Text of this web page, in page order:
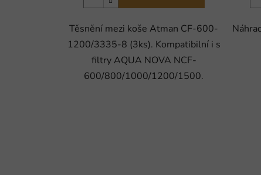
Těsnění mezi koše Atman CF-600-
1200/3335-8 (3ks). Kompatibilní i s
filtry AQUA NOVA NCF-
600/800/1000/1200/1500.